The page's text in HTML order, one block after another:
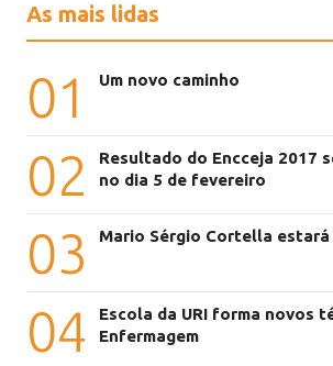
As mais lidas
01 Um novo caminho
02
Resultado do Encceja 2017
no dia 5 de fevereiro
03 Mario Sérgio Cortella estará
04
Escola da URI forma novos
Enfermagem